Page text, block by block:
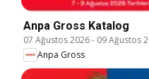
Anpa Gross Katalog
07 Ağustos 2026- 09 Ağustos
Anpa Gross